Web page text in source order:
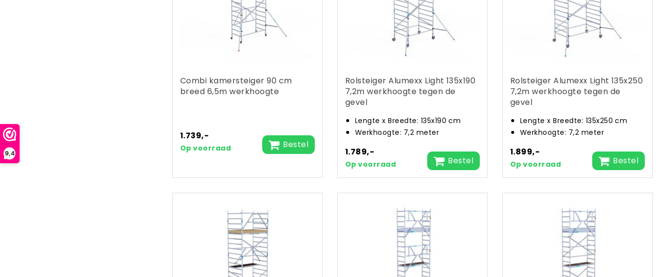
9,4
Combi kamersteiger 90 cm
breed 6,5m werkhoogte
1.739,-
Op voorraad Bestel
Rolsteiger Alumexx Light 135x190
7,2m werkhoogte tegen de
gevel
Lengte x Breedte: 135x190 cm
Werkhoogte: 7,2 meter
1.789,-
Op voorraad Bestel
Rolsteiger Alumexx Light 135x250
7,2m werkhoogte tegen de
gevel
Lengte x Breedte: 135x250 cm
Werkhoogte: 7,2 meter
1.899,-
Op voorraad Bestel